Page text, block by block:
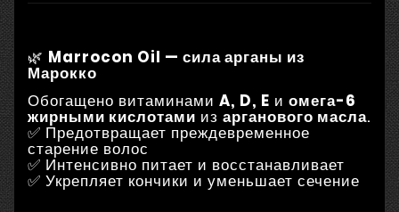
🌿 Marrocon Oil — сила арганы из
Марокко
Обогащено витаминами A, D, E и омега-6
жирными кислотами из арганового масла.
✅ Предотвращает преждевременное
старение волос
✅ Интенсивно питает и восстанавливает
✅ Укрепляет кончики и уменьшает сечение